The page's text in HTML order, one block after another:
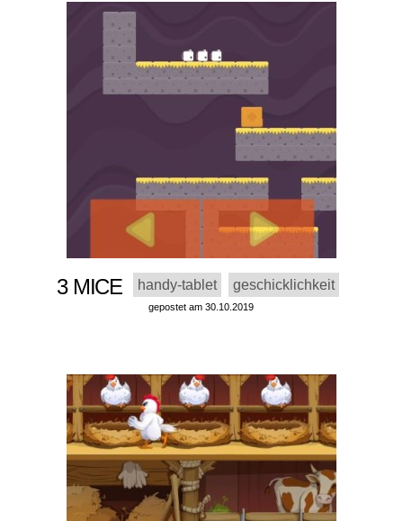
3 MICE handy-tablet geschicklichkeit
gepostet am 30.10.2019